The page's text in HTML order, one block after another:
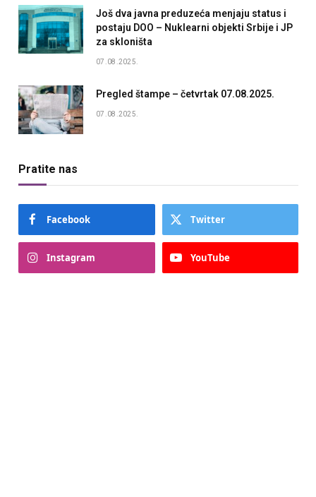
Još dva javna preduzeća menjaju status i
postaju DOO – Nuklearni objekti Srbije i JP
za skloništa
07.08.2025.
Pregled štampe – četvrtak 07.08.2025.
07.08.2025.
Pratite nas
Facebook Twitter
Instagram YouTube